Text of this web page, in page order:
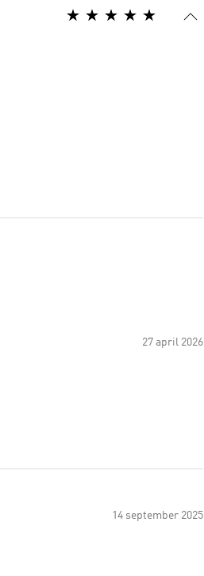
27 april 2026
14 september 2025